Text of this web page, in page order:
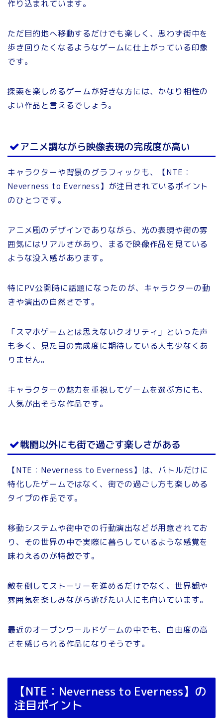
作り込まれています。
ただ目的地へ移動するだけでも楽しく、思わず街中を
歩き回りたくなるようなゲームに仕上がっている印象
です。
探索を楽しめるゲームが好きな方には、かなり相性の
よい作品と言えるでしょう。
アニメ調ながら映像表現の完成度が高い
キャラクターや背景のグラフィックも、【NTE：
Neverness to Everness】が注目されているポイント
のひとつです。
アニメ風のデザインでありながら、光の表現や街の雰
囲気にはリアルさがあり、まるで映像作品を見ている
ような没入感があります。
特にPV公開時に話題になったのが、キャラクターの動
きや演出の自然さです。
「スマホゲームとは思えないクオリティ」といった声
も多く、見た目の完成度に期待している人も少なくあ
りません。
キャラクターの魅力を重視してゲームを選ぶ方にも、
人気が出そうな作品です。
戦闘以外にも街で過ごす楽しさがある
【NTE：Neverness to Everness】は、バトルだけに
特化したゲームではなく、街での過ごし方も楽しめる
タイプの作品です。
移動システムや街中での行動演出などが用意されてお
り、その世界の中で実際に暮らしているような感覚を
味わえるのが特徴です。
敵を倒してストーリーを進めるだけでなく、世界観や
雰囲気を楽しみながら遊びたい人にも向いています。
最近のオープンワールドゲームの中でも、自由度の高
さを感じられる作品になりそうです。
【NTE：Neverness to Everness】の
注目ポイント